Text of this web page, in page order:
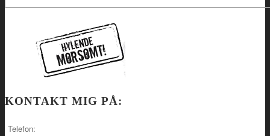
KONTAKT MIG PÅ:
Telefon: